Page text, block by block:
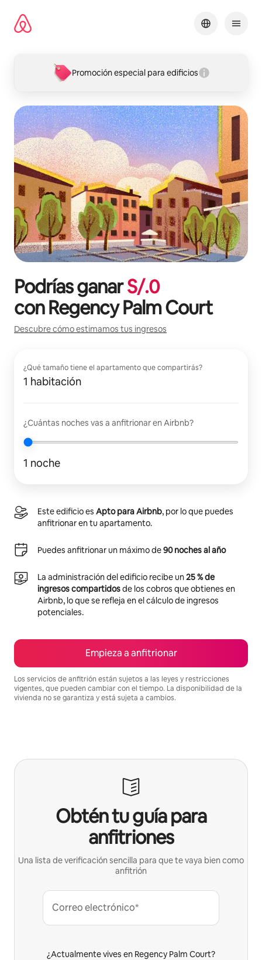
contenido
Promoción especial para edificios
Podrías ganarS/.0
conRegency Palm Court
Descubre cómo estimamos tus ingresos
¿Qué tamaño tiene el apartamento que compartirás?
1 habitación
¿Cuántas noches vas a anfitrionar en Airbnb?
1 noche
Este edificio es Apto para Airbnb, por lo que puedes
anfitrionar en tu apartamento.
Puedes anfitrionar un máximo de90 noches al año
La administración del edificio recibe un25 % de
ingresos compartidosde los cobros que obtienes en
Airbnb, lo que se refleja en el cálculo de ingresos
potenciales.
Empieza a anfitrionar
Los servicios de anfitrión están sujetos a las leyes y restricciones
vigentes, que pueden cambiar con el tiempo. La disponibilidad de la
vivienda no se garantiza y está sujeta a cambios.
Obtén tu guía para
anfitriones
Una lista de verificación sencilla para que te vaya bien como
anfitrión
Correo electrónico*
¿Actualmente vives en Regency Palm Court?